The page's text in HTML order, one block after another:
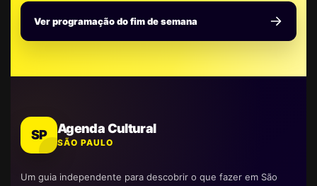
Ver programação do fim de semana
SP Agenda Cultural
SÃO PAULO
Um guia independente para descobrir o que fazer em São